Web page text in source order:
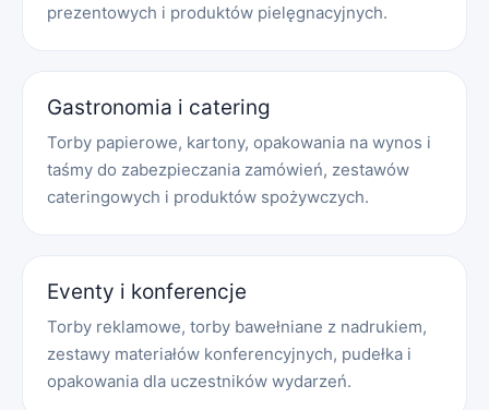
prezentowych i produktów pielęgnacyjnych.
Gastronomia i catering
Torby papierowe, kartony, opakowania na wynos i
taśmy do zabezpieczania zamówień, zestawów
cateringowych i produktów spożywczych.
Eventy i konferencje
Torby reklamowe, torby bawełniane z nadrukiem,
zestawy materiałów konferencyjnych, pudełka i
opakowania dla uczestników wydarzeń.